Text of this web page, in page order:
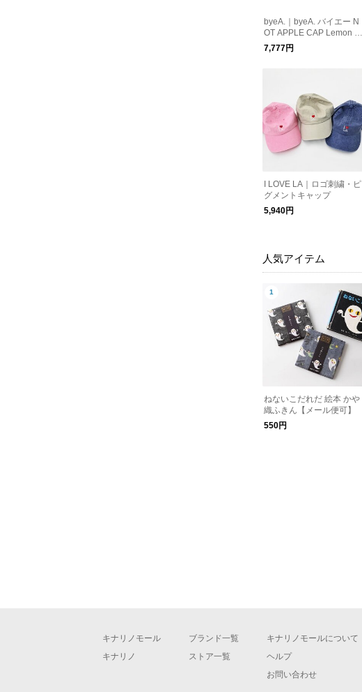
byeA.｜byeA. バイエー N
OT APPLE CAP Lemon B
LACK ロゴ刺繍 キャップ
7,777円
I LOVE LA｜ロゴ刺繍・ピ
グメントキャップ
5,940円
人気アイテム
ねないこだれだ 絵本 かや
織ふきん【メール便可】
550円
キナリノモール
キナリノ
ブランド一覧
ストア一覧
キナリノモールについて
ヘルプ
お問い合わせ